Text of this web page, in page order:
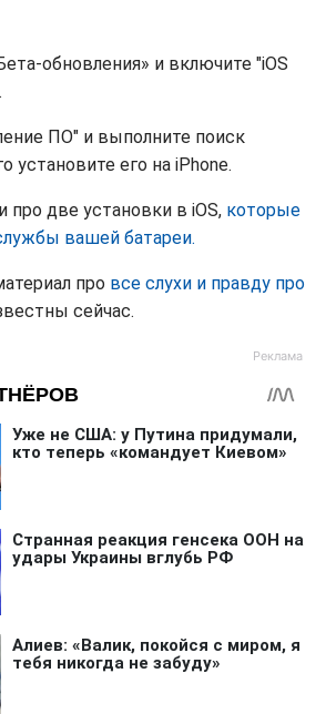
обновления» и включите "iOS
ПО" и выполните поиск
установите его на iPhone.
две установки в iOS, которые
вашей батареи.
про все слухи и правду про
сейчас.